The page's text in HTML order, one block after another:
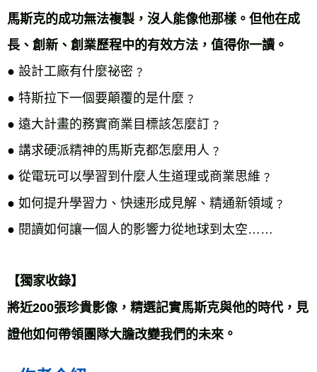
馬斯克的成功無法複製，沒人能像他那樣。但他在成
長、創新、創業歷程中的有效方法，值得你一讀。
● 設計工廠有什麼祕密﹖
● 特斯拉下一個要顛覆的是什麼﹖
● 遠大計畫的務實商業目標該怎麼訂﹖
● 講求硬派精神的馬斯克都怎麼用人﹖
● 從電玩可以學習到什麼人生道理或商業思維﹖
● 如何提升學習力、快速形成見解、精通新領域﹖
● 閱讀如何讓一個人的影響力從地球到太空……
【獨家收錄】
將近200張珍貴影像，精選記實馬斯克與他的時代，見
證他如何帶領團隊大膽改變我們的未來 。